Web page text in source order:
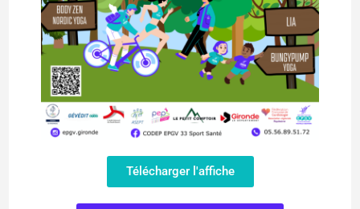
Télécharger l'affiche